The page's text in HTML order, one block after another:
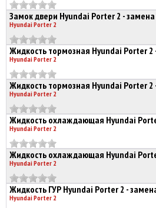
Замок двери Hyundai Porter 2 -
Hyundai Porter 2
Жидкость тормозная Hyundai Porter 2
Hyundai Porter 2
Жидкость тормозная Hyundai Porter 2
Hyundai Porter 2
Жидкость охлаждающая Hyundai
Hyundai Porter 2
Жидкость охлаждающая Hyundai
Hyundai Porter 2
Жидкость ГУР Hyundai Porter 2 -
Hyundai Porter 2